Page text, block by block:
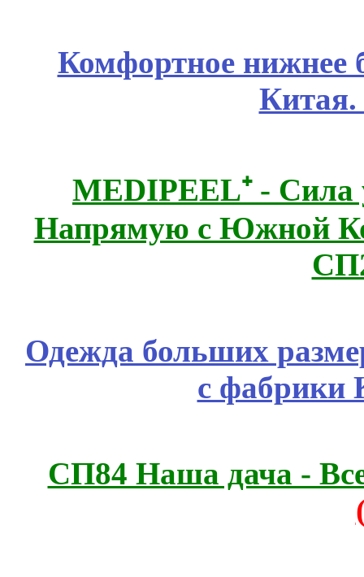
Комфортное нижнее
MEDIPEEL⁺ - Сила
Напрямую с Южной
Одежда больших
с фабрики
СП84 Наша дача -